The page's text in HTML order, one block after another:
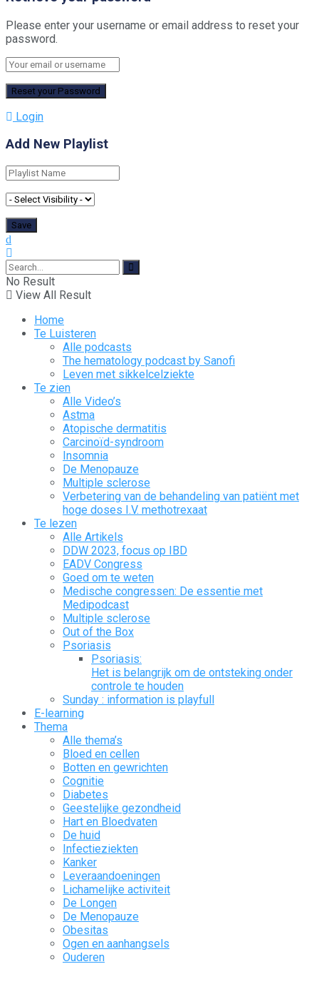
Please enter your username or email address to reset your
password.
Login
Add New Playlist
No Result
View All Result
Home
Te Luisteren
Alle podcasts
The hematology podcast by Sanofi
Leven met sikkelcelziekte
Te zien
Alle Video’s
Astma
Atopische dermatitis
Carcinoïd-syndroom
Insomnia
De Menopauze
Multiple sclerose
Verbetering van de behandeling van patiënt met
hoge doses I.V. methotrexaat
Te lezen
Alle Artikels
DDW 2023, focus op IBD
EADV Congress
Goed om te weten
Medische congressen: De essentie met
Medipodcast
Multiple sclerose
Out of the Box
Psoriasis
Psoriasis:
Het is belangrijk om de ontsteking onder
controle te houden
Sunday : information is playfull
E-learning
Thema
Alle thema’s
Bloed en cellen
Botten en gewrichten
Cognitie
Diabetes
Geestelijke gezondheid
Hart en Bloedvaten
De huid
Infectieziekten
Kanker
Leveraandoeningen
Lichamelijke activiteit
De Longen
De Menopauze
Obesitas
Ogen en aanhangsels
Ouderen